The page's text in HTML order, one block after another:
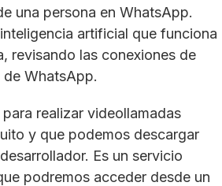
una persona en WhatsApp.
artificial que funciona
revisando las conexiones de
WhatsApp.
realizar videollamadas
y que podemos descargar
Es un servicio
podremos acceder desde un